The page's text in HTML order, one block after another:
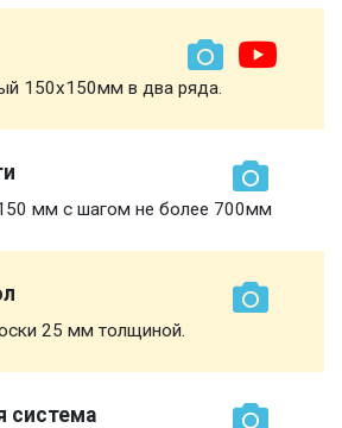
150х150мм в два ряда.
мм с шагом не более 700мм
25 мм толщиной.
система